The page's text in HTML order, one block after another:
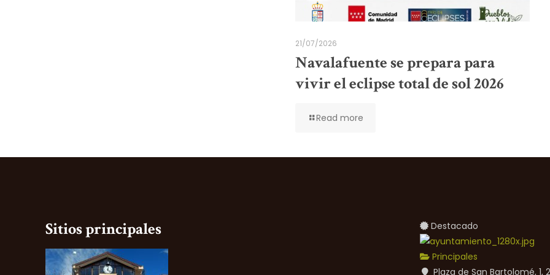
21/07/2026
Navalafuente se prepara para
vivir el eclipse total de sol 2026
Read more
Sitios principales Destacado
Principales
Plaza de San Bartolomé,